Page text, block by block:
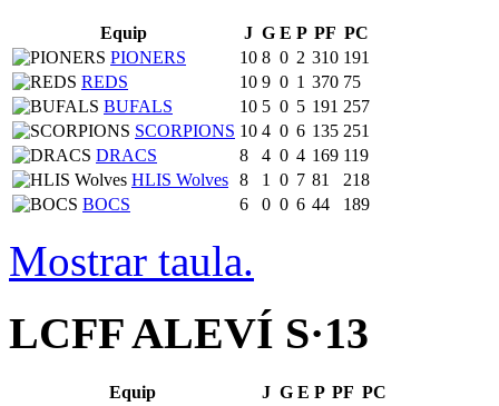
Equip J G E P PF PC
PIONERS
10 8 0 2 310 191
REDS
10 9 0 1 370 75
BUFALS
10 5 0 5 191 257
SCORPIONS 10 4 0 6 135 251
DRACS
8 4 0 4 169 119
HLIS Wolves 8 1 0 7 81
218
BOCS
6 0 0 6 44 189
Mostrar taula.
LCFF ALEVÍ S·13
Equip J G E P PF PC